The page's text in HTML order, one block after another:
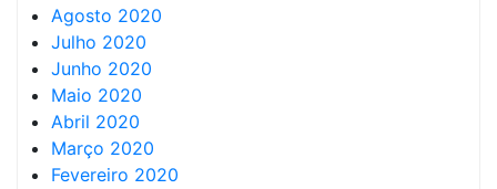
Agosto 2020
Julho 2020
Junho 2020
Maio 2020
Abril 2020
Março 2020
Fevereiro 2020